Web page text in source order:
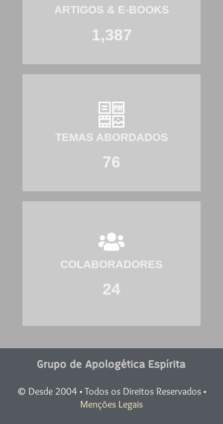
ARTIGOS & E-BOOKS
1,387
TEMAS ABORDADOS
76
COLABORADORES
24
© Desde 2004 • Todos os Direitos Reservados •
Menções Legais